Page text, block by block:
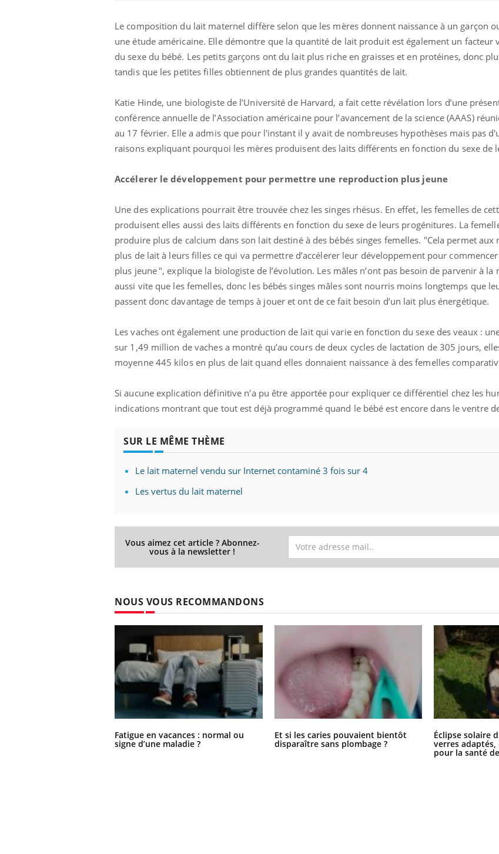
Le composition du lait maternel diffère selon que les mères donnent naissance à un garçon
une étude américaine. Elle démontre que la quantité de lait produit est également un facteur
du sexe du bébé. Les petits garçons ont du lait plus riche en graisses et en protéines, donc
tandis que les petites filles obtiennent de plus grandes quantités de lait.
Katie Hinde, une biologiste de l’Université de Harvard, a fait cette révélation lors d’une
conférence annuelle de l’Association américaine pour l’avancement de la science (AAAS)
au 17 février. Elle a admis que pour l'instant il y avait de nombreuses hypothèses mais pas
raisons expliquant pourquoi les mères produisent des laits différents en fonction du sexe de
Accélerer le développement pour permettre une reproduction plus jeune
Une des explications pourrait être trouvée chez les singes rhésus. En effet, les femelles de
produisent elles aussi des laits différents en fonction du sexe de leurs progénitures. La
produire plus de calcium dans son lait destiné à des bébés singes femelles. "Cela permet aux
plus de lait à leurs filles ce qui va permettre d’accélerer leur développement pour
plus jeune ", explique la biologiste de l’évolution. Les mâles n’ont pas besoin de parvenir à la
aussi vite que les femelles, donc les bébés singes mâles sont nourris moins longtemps que
passent donc davantage de temps à jouer et ont de ce fait besoin d’un lait plus énergétique.
Les vaches ont également une production de lait qui varie en fonction du sexe des veaux :
sur 1,49 million de vaches a montré qu’au cours de deux cycles de lactation de 305 jours,
moyenne 445 kilos en plus de lait quand elles donnaient naissance à des femelles
Si aucune explication définitive n'a pu être apportée pour expliquer ce différentiel chez les
indications montrant que tout est déjà programmé quand le bébé est encore dans le ventre
SUR LE MÊME THÈME
Le lait maternel vendu sur Internet contaminé 3 fois sur 4
Les vertus du lait maternel
Vous aimez cet article ? Abonnez-
vous à la newsletter !
NOUS VOUS RECOMMANDONS
Fatigue en vacances : normal ou
signe d’une maladie ?
Et si les caries pouvaient bientôt
disparaître sans plombage ?
Éclipse solaire
verres
pour la santé
Eczéma Chronique des Mains :
expliquer ma maladieYoutube
Il y a des sujets qui sont faciles à aborder...
d'autres non ! D'un côté, poser des
questions sur la maladie d'un proche c'est
montrer ...
Youtube
Carence en fer
prévenir
Fatigue,
même alopécie…
carence en fer
...